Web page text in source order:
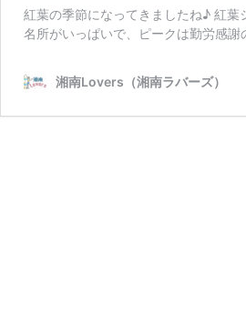
紅葉の季節になってきましたね♪ 紅
名所がいっぱいで、ピークは勤労感
湘南Lovers（湘南ラバーズ）